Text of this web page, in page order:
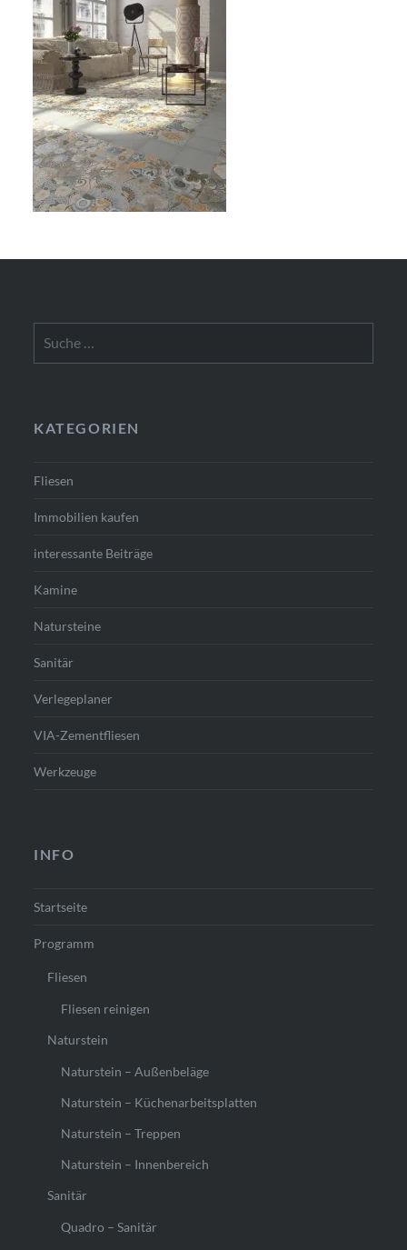
nach:
KATEGORIEN
Fliesen
Immobilien kaufen
interessante Beiträge
Kamine
Natursteine
Sanitär
Verlegeplaner
VIA-Zementfliesen
Werkzeuge
INFO
Startseite
Programm
Fliesen
Fliesen reinigen
Naturstein
Naturstein – Außenbeläge
Naturstein – Küchenarbeitsplatten
Naturstein – Treppen
Naturstein – Innenbereich
Sanitär
Quadro – Sanitär